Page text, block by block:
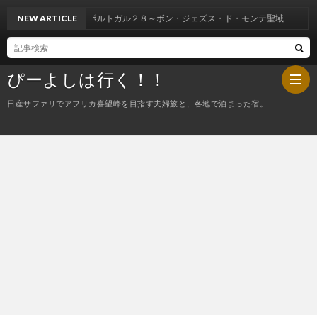
ぴーよしは行く！！
日産サファリでアフリカ喜望峰を目指す夫婦旅と、各地で泊まった宿。
NEW ARTICLEポルトガル２８～ボン・ジェズス・ド・モンテ聖域